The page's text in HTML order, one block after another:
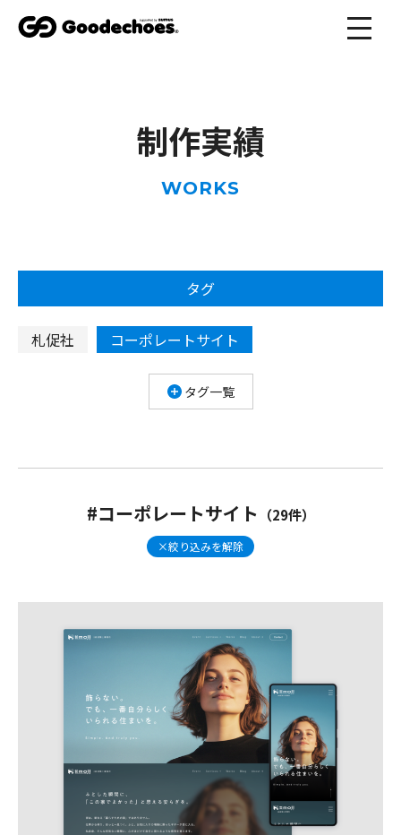
制作実績
WORKS
タグ
札促社
コーポレートサイト
非住宅サイト
オーナーサイト
シミュレーションサイト
採用サイト
新築住宅サイト 異業種サイト
タグ一覧
#コーポレートサイト （29件）
×絞り込みを解除